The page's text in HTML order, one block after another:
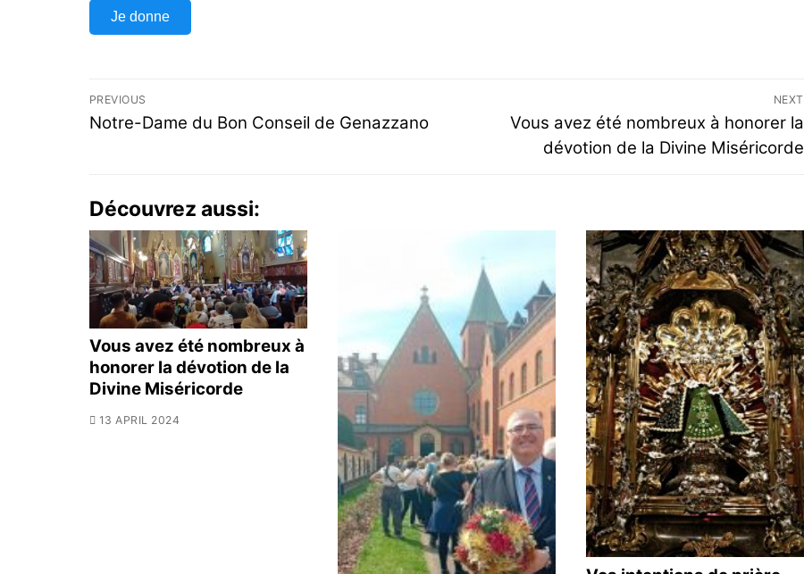
Je donne
PREVIOUS
Notre-Dame du Bon Conseil de Genazzano
NEXT
Vous avez été nombreux à honorer la
dévotion de la Divine Miséricorde
Découvrez aussi:
Vous avez été nombreux à
honorer la dévotion de la
Divine Miséricorde
13 APRIL 2024